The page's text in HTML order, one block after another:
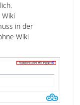
in der
Wiki